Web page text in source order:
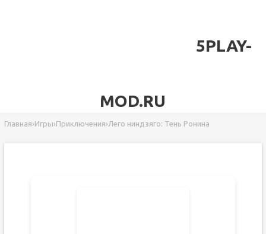
5PLAY-
MOD.RU
Главная›Игры›Приключения›Лего ниндзяго: Тень Ронина